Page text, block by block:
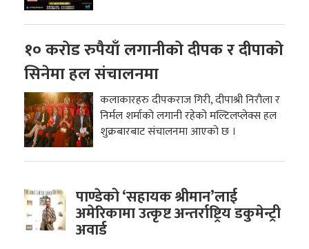
१० करोड रुपैयाँ लगानीको दीपक र दीपाको
सिनेमा हल संचालनमा
कलाकारहरु दीपकराज गिरी, दीपाश्री निरौला र
निर्मल शर्माको लगानी रहेको मल्टिलप्लेक्स हल
शुक्रबारबाट संचालनमा आएको छ ।
पाण्डेको ‘सहायक श्रीमान’लाई
अमेरिकामा उत्कृष्ट अन्तर्राष्ट्रिय डकुमेन्ट्री
अवार्ड